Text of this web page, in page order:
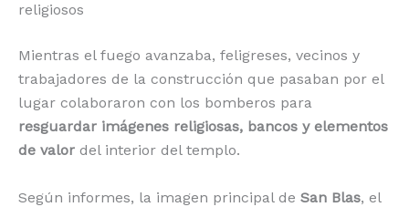
religiosos
Mientras el fuego avanzaba, feligreses, vecinos y
trabajadores de la construcción que pasaban por el
lugar colaboraron con los bomberos para
resguardar imágenes religiosas, bancos y elementos
de valor del interior del templo.
Según informes, la imagen principal de San Blas, el